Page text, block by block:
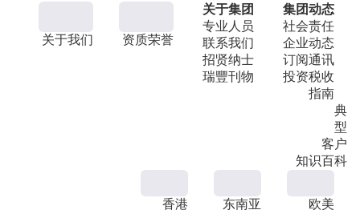
关于我们 资质荣誉
关于集团
专业人员
联系我们
招贤纳士
瑞豐刊物
集团动态
社会责任
企业动态
订阅通讯
投资税收
指南
典
型
客户
知识百科
香港 东南亚 欧美